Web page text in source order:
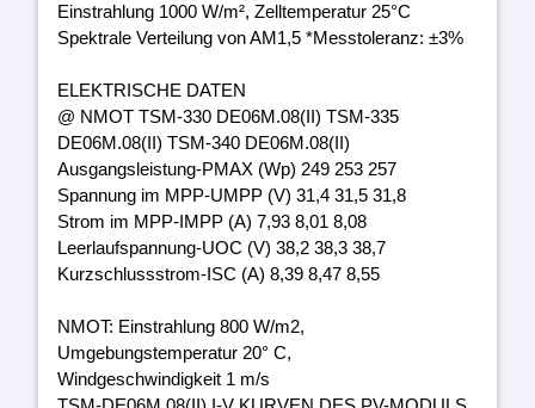
Einstrahlung 1000 W/m², Zelltemperatur 25°C
Spektrale Verteilung von AM1,5 *Messtoleranz: ±3%
ELEKTRISCHE DATEN
@ NMOT TSM-330 DE06M.08(II) TSM-335
DE06M.08(II) TSM-340 DE06M.08(II)
Ausgangsleistung-PMAX (Wp) 249 253 257
Spannung im MPP-UMPP (V) 31,4 31,5 31,8
Strom im MPP-IMPP (A) 7,93 8,01 8,08
Leerlaufspannung-UOC (V) 38,2 38,3 38,7
Kurzschlussstrom-ISC (A) 8,39 8,47 8,55
NMOT: Einstrahlung 800 W/m2,
Umgebungstemperatur 20° C,
Windgeschwindigkeit 1 m/s